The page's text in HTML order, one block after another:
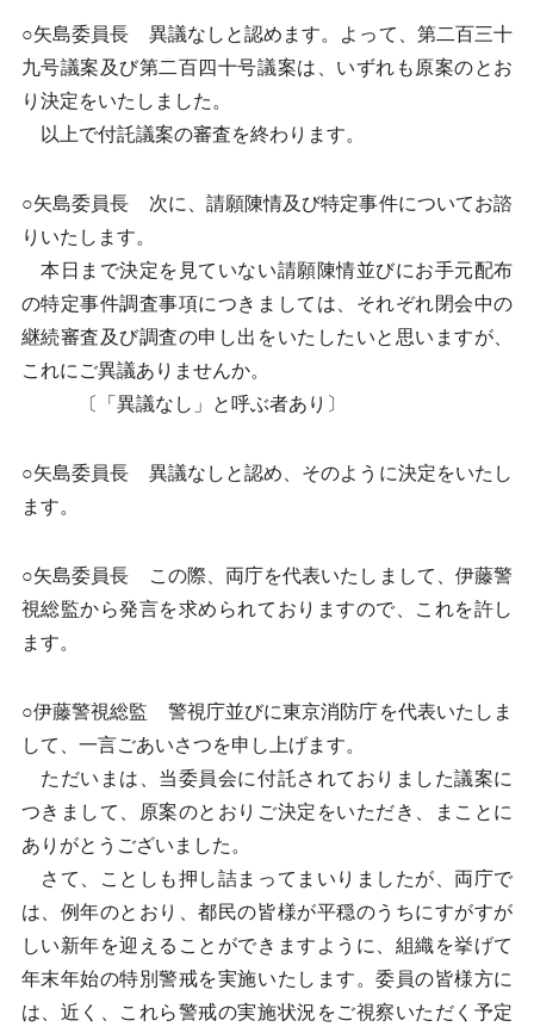
○矢島委員長 異議なしと認めます。よって、第二百三十
九号議案及び第二百四十号議案は、いずれも原案のとお
り決定をいたしました。
以上で付託議案の審査を終わります。
○矢島委員長 次に、請願陳情及び特定事件についてお諮
りいたします。
本日まで決定を見ていない請願陳情並びにお手元配布
の特定事件調査事項につきましては、それぞれ閉会中の
継続審査及び調査の申し出をいたしたいと思いますが、
これにご異議ありませんか。
〔「異議なし」と呼ぶ者あり〕
○矢島委員長 異議なしと認め、そのように決定をいたし
ます。
○矢島委員長 この際、両庁を代表いたしまして、伊藤警
視総監から発言を求められておりますので、これを許し
ます。
○伊藤警視総監 警視庁並びに東京消防庁を代表いたしま
して、一言ごあいさつを申し上げます。
ただいまは、当委員会に付託されておりました議案に
つきまして、原案のとおりご決定をいただき、まことに
ありがとうございました。
さて、ことしも押し詰まってまいりましたが、両庁で
は、例年のとおり、都民の皆様が平穏のうちにすがすが
しい新年を迎えることができますように、組織を挙げて
年末年始の特別警戒を実施いたします。委員の皆様方に
は、近く、これら警戒の実施状況をご視察いただく予定